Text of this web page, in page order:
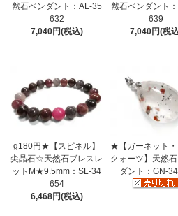
然石ペンダント：AL-35
632
7,040円(税込)
然石ペンダント
639
7,040円(税
g180円★【スピネル】
尖晶石☆天然石ブレスレ
ットM★9.5mm：SL-34
654
6,468円(税込)
★【ガーネット・
クォーツ】天然
ダント：GN-